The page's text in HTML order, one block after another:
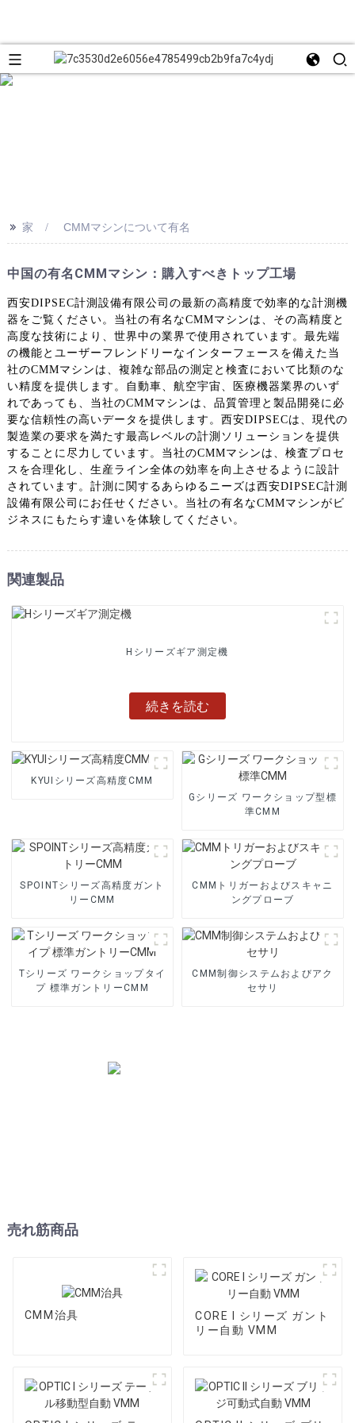
>> 家 CMMマシンについて有名
中国の有名CMMマシン：購入すべきトップ工場
西安DIPSEC計測設備有限公司の最新の高精度で効率的な計測機
器をご覧ください。当社の有名なCMMマシンは、その高精度と
高度な技術により、世界中の業界で使用されています。最先端
の機能とユーザーフレンドリーなインターフェースを備えた当
社のCMMマシンは、複雑な部品の測定と検査において比類のな
い精度を提供します。自動車、航空宇宙、医療機器業界のいず
れであっても、当社のCMMマシンは、品質管理と製品開発に必
要な信頼性の高いデータを提供します。西安DIPSECは、現代の
製造業の要求を満たす最高レベルの計測ソリューションを提供
することに尽力しています。当社のCMMマシンは、検査プロセ
スを合理化し、生産ライン全体の効率を向上させるように設計
されています。計測に関するあらゆるニーズは西安DIPSEC計測
設備有限公司にお任せください。当社の有名なCMMマシンがビ
ジネスにもたらす違いを体験してください。
関連製品
Hシリーズギア測定機
続きを読む
KYUIシリーズ高精度CMM
Gシリーズ ワークショップ型標
準CMM
SPOINTシリーズ高精度ガント
リーCMM
CMMトリガーおよびスキャニ
ングプローブ
Tシリーズ ワークショップタイ
プ 標準ガントリーCMM
CMM制御システムおよびアク
セサリ
売れ筋商品
CMM治具
CORE I シリーズ ガント
リー自動 VMM